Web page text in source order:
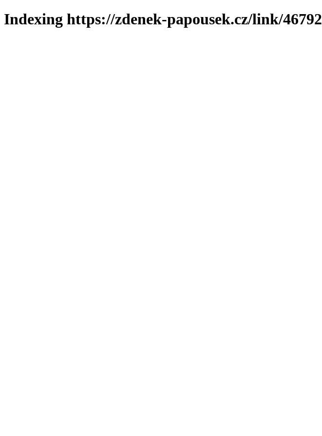
Indexing https://zdenek-papousek.cz/link/46792